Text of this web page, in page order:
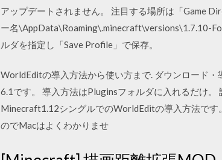
アップデートされません。 注目する場所は「Game
ー名\AppData\Roaming\.minecraft\versions\1.7.10-
ルダを指定し「Save Profile」で保存。
WorldEditの導入方法から使い方まで. ダウンロード
6.1です。 導入方法はPluginsフォルダに入れるだけ
Minecraft1.12シングルでのWorldEditの導入方法です
のでMacはよくわかりませ